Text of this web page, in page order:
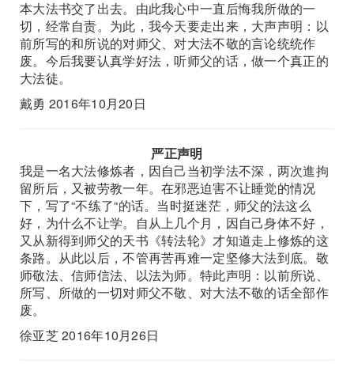
本大法书交了出去。由此我心中一直后悔我所做的一
切，经常自责。为此，我今天要走出来，大声声明：以
前所写的和所说的对师父、对大法不敬的言论统统作
废。今后我要认真学好法，听师父的话，做一个真正的
大法徒。
戴勇 2016年10月20日
严正声明
我是一名大法修炼者，因自己当初学法不深，两次進拘
留所后，又被劳教一年。在邪恶迫害不让睡觉的情况
下，写了“不练了“的话。当时挺迷茫，师父的法这么
好，为什么不让学。自从上几个月，因自己身体不好，
又从新得到师父的天书《转法轮》才知道走上修炼的这
条路。从此以后，不管再苦再难一定坚修大法到底。敬
师敬法、信师信法、以法为师。特此声明：以前所说、
所写、所做的一切对师父不敬、对大法不敬的话全部作
废。
徐亚芝 2016年10月26日